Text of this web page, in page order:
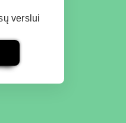
verslui